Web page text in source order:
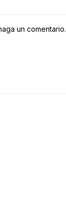
un comentario.